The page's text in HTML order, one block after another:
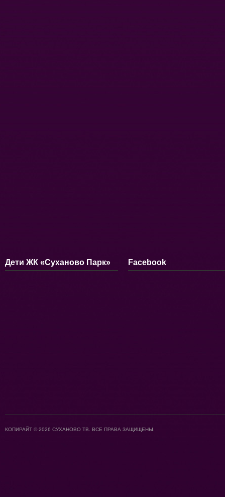
Дети ЖК «Суханово Парк» Facebook
КОПИРАЙТ © 2026 СУХАНОВО ТВ. ВСЕ ПРАВА ЗАЩИЩЕНЫ.